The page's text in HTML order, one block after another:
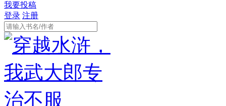
我要投稿
登录 注册